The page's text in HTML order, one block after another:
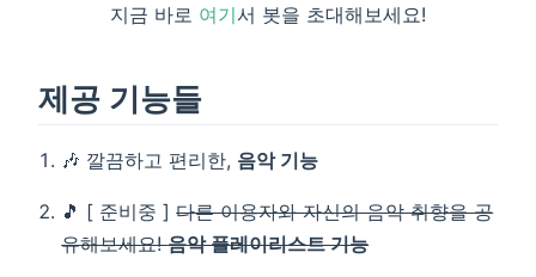
지금 바로 여기서 봇을 초대해보세요!
제공 기능들
🎶 깔끔하고 편리한, 음악 기능
🎵 [ 준비중 ]다른 이용자와 자신의 음악 취향을 공
유해보세요!음악 플레이리스트 기능